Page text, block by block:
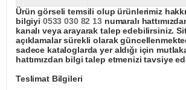
Ürün görseli temsili olup ürünlerimiz
bilgiyi 0533 030 82 13numaralı
kanalı veya arayarak talep edebilirsiniz.
açıklamalar sürekli olarak
sadece kataloglarda yer aldığı için
hattımızdan bilgi talep etmenizi tavsiye
Teslimat Bilgileri